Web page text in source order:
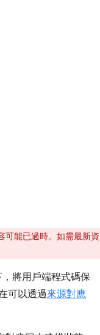
可能已過時。如需最新資
將用戶端程式碼保
可以透過來源對應